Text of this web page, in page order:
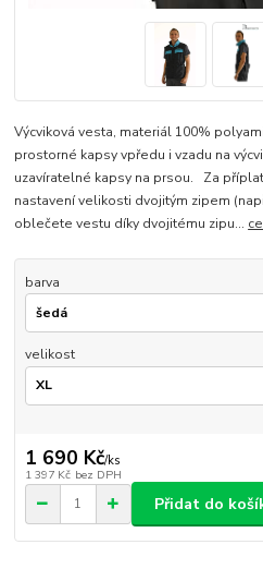
Výcviková vesta, materiál 100%
prostorné kapsy vpředu i vzadu na
uzavíratelné kapsy na prsou. Za
nastavení velikosti dvojitým zipem
oblečete vestu díky dvojitému zipu...
barva
velikost
1 690 Kč/ks
1 397 Kč bez DPH
Přidat do